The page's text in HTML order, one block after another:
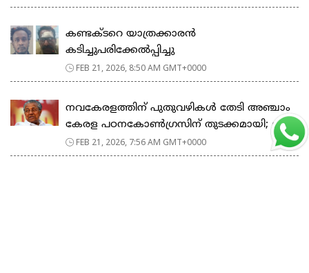
കണ്ടക്ടറെ യാത്രക്കാരൻ
കടിച്ചുപരിക്കേൽപ്പിച്ചു
FEB 21, 2026, 8:50 AM GMT+0000
നവകേരളത്തിന് പുതുവഴികൾ തേടി അഞ്ചാം
കേരള പഠനകോൺഗ്രസിന് തുടക്കമായി; മ...
FEB 21, 2026, 7:56 AM GMT+0000